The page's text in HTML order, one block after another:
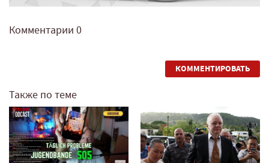
Комментарии 0
КОММЕНТИРОВАТЬ
Также по теме